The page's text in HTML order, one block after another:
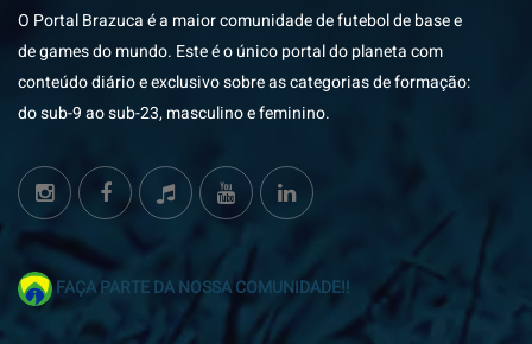
O Portal Brazuca é a maior comunidade de futebol de base e
de games do mundo. Este é o único portal do planeta com
conteúdo diário e exclusivo sobre as categorias de formação:
do sub-9 ao sub-23, masculino e feminino.
FAÇA PARTE DA NOSSA COMUNIDADE!!